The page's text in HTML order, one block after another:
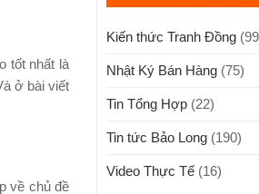
tốt nhất là
ở bài viết
về chủ đề
Kiến thức Tranh Đồng
Nhật Ký Bán Hàng (75)
Tin Tổng Hợp (22)
Tin tức Bảo Long (190)
Video Thực Tế (16)